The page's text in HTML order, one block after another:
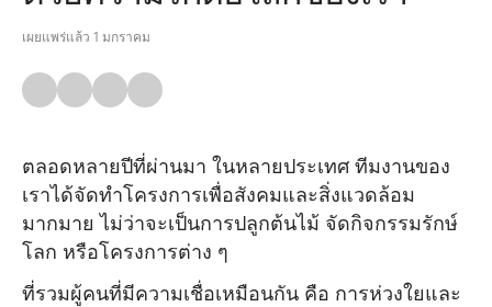
เผยแพร่แล้ว 1 มกราคม
ตลอดหลายปีที่ผ่านมา ในหลายประเทศ ทีมงานของ
เราได้จัดทำโครงการเพื่อสังคมและสิ่งแวดล้อม
มากมาย ไม่ว่าจะเป็นการปลูกต้นไม้ จัดกิจกรรมรักษ์
โลก หรือโครงการต่าง ๆ
ที่รวมผู้คนที่มีความเชื่อเหมือนกัน คือ การห่วงใยและ